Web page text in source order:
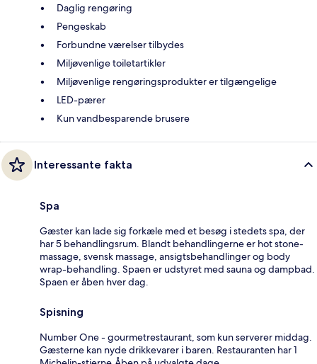
Daglig rengøring
Pengeskab
Forbundne værelser tilbydes
Miljøvenlige toiletartikler
Miljøvenlige rengøringsprodukter er tilgængelige
LED-pærer
Kun vandbesparende brusere
Interessante fakta
Spa
Gæster kan lade sig forkæle med et besøg i stedets spa, der
har 5 behandlingsrum. Blandt behandlingerne er hot stone-
massage, svensk massage, ansigtsbehandlinger og body
wrap-behandling. Spaen er udstyret med sauna og dampbad.
Spaen er åben hver dag.
Spisning
Number One - gourmetrestaurant, som kun serverer middag.
Gæsterne kan nyde drikkevarer i baren. Restauranten har 1